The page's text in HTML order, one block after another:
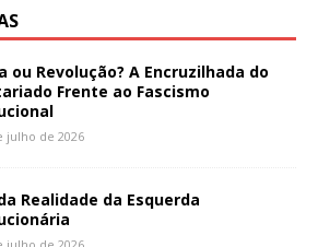
ou Revolução? A Encruzilhada do
Frente ao Fascismo
julho de 2026
Realidade da Esquerda